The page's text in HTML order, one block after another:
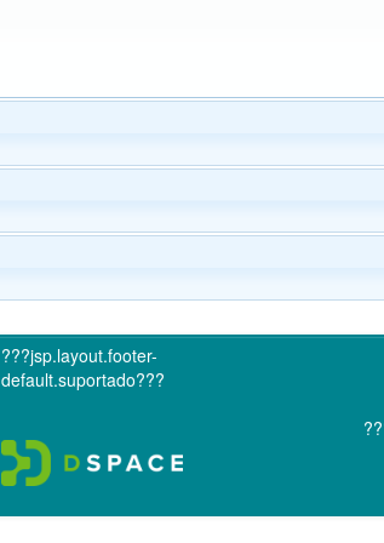
???jsp.layout.footer-
default.suportado???